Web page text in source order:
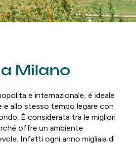
Milano
e internazionale, è ideale
e allo stesso tempo legare con
È considerata tra le migliori
offre un ambiente
Infatti ogni anno migliaia di